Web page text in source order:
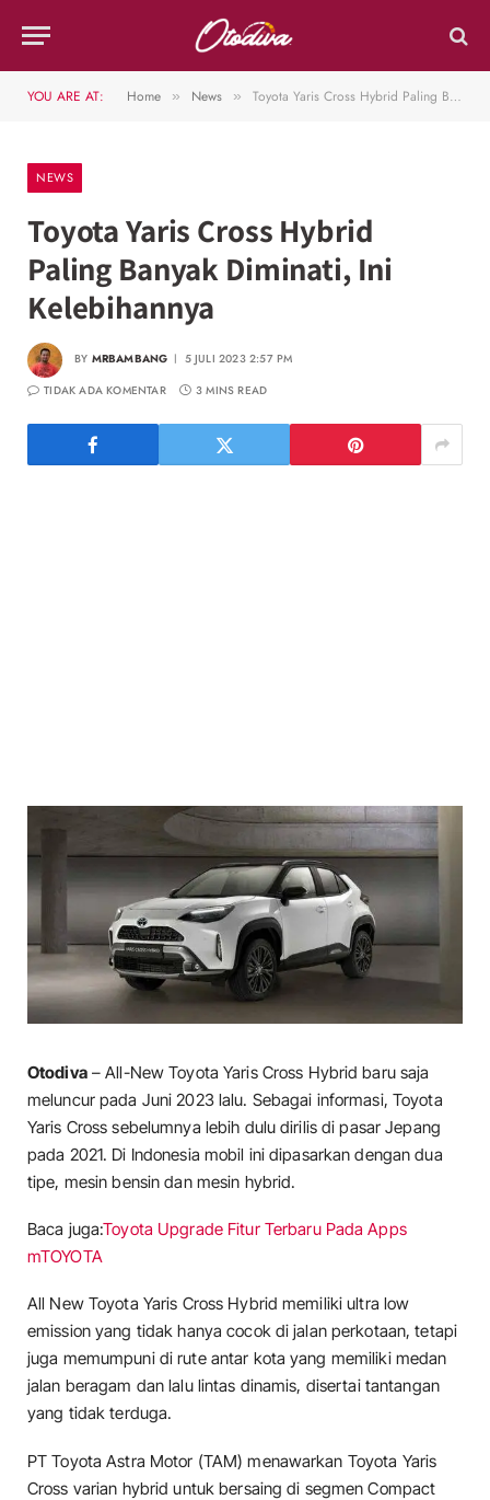
YOU ARE AT: Home » News » Toyota Yaris Cross Hybrid Paling Banyak Diminati, Ini Kelebihannya
NEWS
Toyota Yaris Cross Hybrid
Paling Banyak Diminati, Ini
Kelebihannya
BY MRBAMBANG
5 JULI 2023 2:57 PM
TIDAK ADA KOMENTAR
3 MINS READ
Otodiva– All-New Toyota Yaris Cross Hybrid baru saja
meluncur pada Juni 2023 lalu. Sebagai informasi, Toyota
Yaris Cross sebelumnya lebih dulu dirilis di pasar Jepang
pada 2021. Di Indonesia mobil ini dipasarkan dengan dua
tipe, mesin bensin dan mesin hybrid.
Baca juga:Toyota Upgrade Fitur Terbaru Pada Apps
mTOYOTA
All New Toyota Yaris Cross Hybrid memiliki ultra low
emission yang tidak hanya cocok di jalan perkotaan, tetapi
juga memumpuni di rute antar kota yang memiliki medan
jalan beragam dan lalu lintas dinamis, disertai tantangan
yang tidak terduga.
PT Toyota Astra Motor (TAM) menawarkan Toyota Yaris
Cross varian hybrid untuk bersaing di segmen Compact